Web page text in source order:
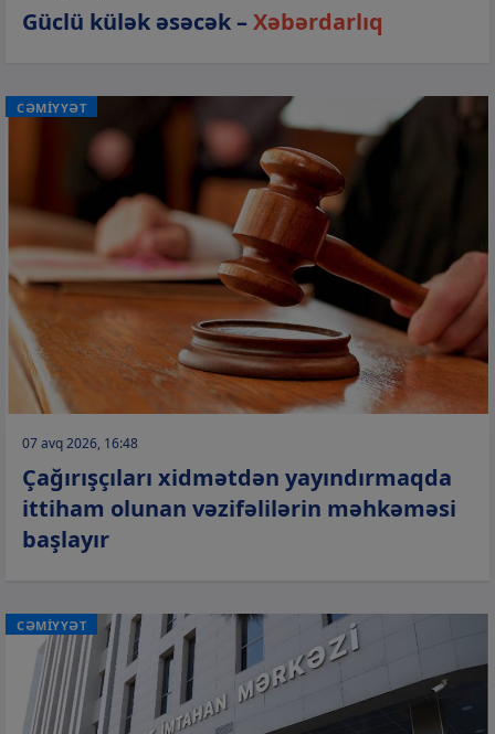
Güclü külək əsəcək –Xəbərdarlıq
CƏMİYYƏT
07 avq 2026, 16:48
Çağırışçıları xidmətdən yayındırmaqda
ittiham olunan vəzifəlilərin məhkəməsi
başlayır
CƏMİYYƏT